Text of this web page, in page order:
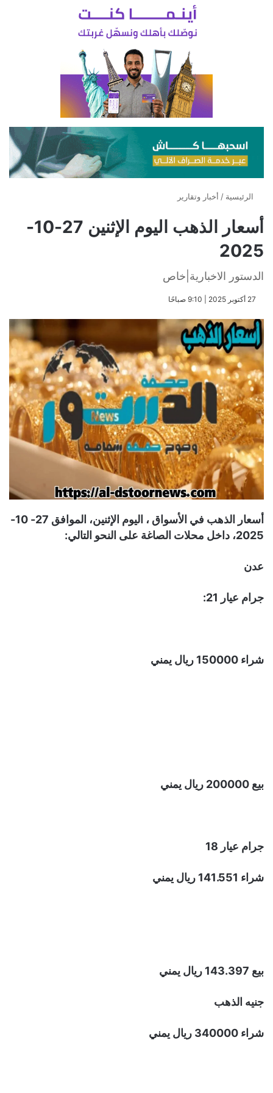
الرئيسية / أخبار وتقارير
أسعار الذهب اليوم الإثنين 27-10-
2025
الدستور الاخبارية|خاص
​27 أكتوبر 2025 | 9:10 صباحًا
أسعار الذهب في الأسواق ، اليوم الإثنين، الموافق 27- 10-
2025، داخل محلات الصاغة على النحو التالي:
عدن
جرام عيار 21:
شراء 150000 ريال يمني
بيع 200000 ريال يمني
جرام عيار 18
شراء 141.551 ريال يمني
بيع 143.397 ريال يمني
جنيه الذهب
شراء 340000 ريال يمني